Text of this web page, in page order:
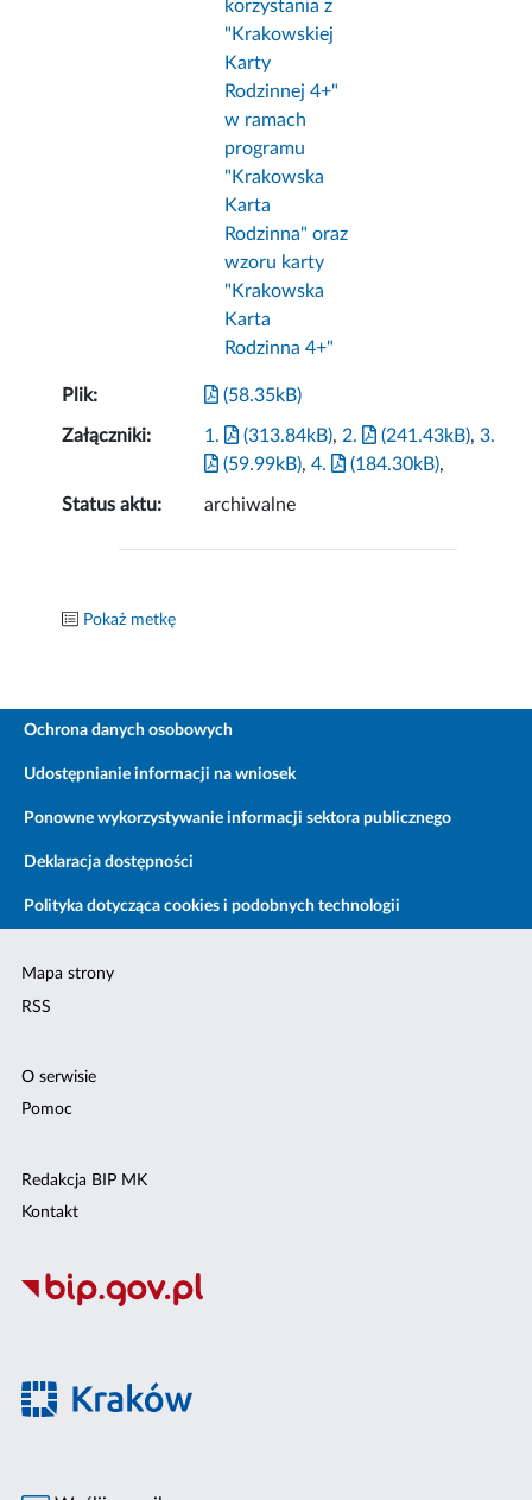
korzystania z
"Krakowskiej
Karty
Rodzinnej 4+"
w ramach
programu
"Krakowska
Karta
Rodzinna" oraz
wzoru karty
"Krakowska
Karta
Rodzinna 4+"
Plik: (58.35kB)
Załączniki: 1. (313.84kB), 2. (241.43kB),3.
(59.99kB),4. (184.30kB),
Status aktu: archiwalne
Pokaż metkę
Ochrona danych osobowych
Udostępnianie informacji na wniosek
Ponowne wykorzystywanie informacji sektora publicznego
Deklaracja dostępności
Polityka dotycząca cookies i podobnych technologii
Mapa strony
RSS
O serwisie
Pomoc
Redakcja BIP MK
Kontakt